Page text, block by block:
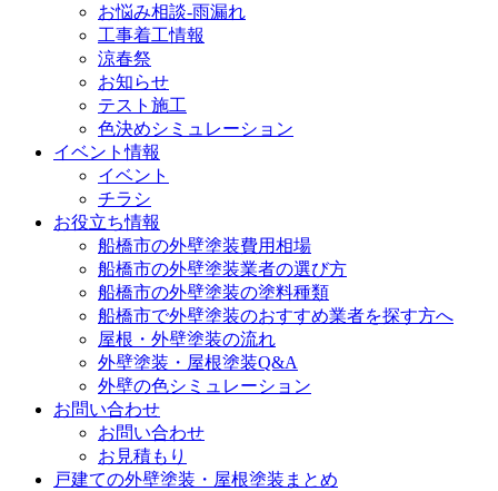
お悩み相談-雨漏れ
工事着工情報
涼春祭
お知らせ
テスト施工
色決めシミュレーション
イベント情報
イベント
チラシ
お役立ち情報
船橋市の外壁塗装費用相場
船橋市の外壁塗装業者の選び方
船橋市の外壁塗装の塗料種類
船橋市で外壁塗装のおすすめ業者を探す方へ
屋根・外壁塗装の流れ
外壁塗装・屋根塗装Q&A
外壁の色シミュレーション
お問い合わせ
お問い合わせ
お見積もり
戸建ての外壁塗装・屋根塗装まとめ